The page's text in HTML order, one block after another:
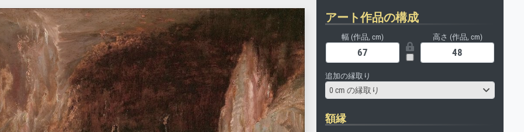
アート作品の構成
幅 (作品, cm) 高さ (作品, cm)
追加の縁取り
0 cm の縁取り
額縁